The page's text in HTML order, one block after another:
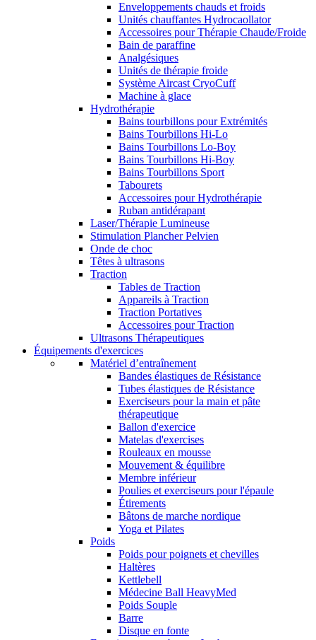
Enveloppements chauds et froids
Unités chauffantes Hydrocaollator
Accessoires pour Thérapie Chaude/Froide
Bain de paraffine
Analgésiques
Unités de thérapie froide
Système Aircast CryoCuff
Machine à glace
Hydrothérapie
Bains tourbillons pour Extrémités
Bains Tourbillons Hi-Lo
Bains Tourbillons Lo-Boy
Bains Tourbillons Hi-Boy
Bains Tourbillons Sport
Tabourets
Accessoires pour Hydrothérapie
Ruban antidérapant
Laser/Thérapie Lumineuse
Stimulation Plancher Pelvien
Onde de choc
Têtes à ultrasons
Traction
Tables de Traction
Appareils à Traction
Traction Portatives
Accessoires pour Traction
Ultrasons Thérapeutiques
Équipements d'exercices
Matériel d’entraînement
Bandes élastiques de Résistance
Tubes élastiques de Résistance
Exerciseurs pour la main et pâte
thérapeutique
Ballon d'exercice
Matelas d'exercises
Rouleaux en mousse
Mouvement & équilibre
Membre inférieur
Poulies et exerciseurs pour l'épaule
Étirements
Bâtons de marche nordique
Yoga et Pilates
Poids
Poids pour poignets et chevilles
Haltères
Kettlebell
Médecine Ball HeavyMed
Poids Souple
Barre
Disque en fonte